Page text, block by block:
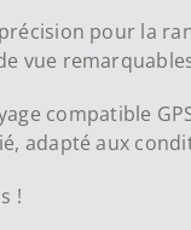
pour la
vue
compatible
adapté aux
!